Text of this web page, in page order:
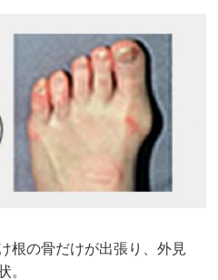
根の骨だけが出張り、外見
。